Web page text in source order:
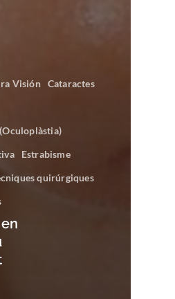
Visión Cataractes
Estrabisme
quirúrgiques